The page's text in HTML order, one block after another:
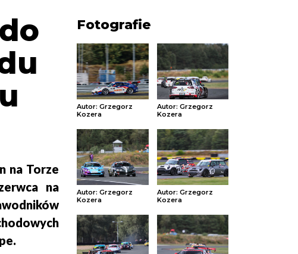
na Torze
na
Fotografie
Autor: Grzegorz
Kozera
Autor: Grzegorz
Kozera
Autor: Grzegorz
Kozera
Autor: Grzegorz
Kozera